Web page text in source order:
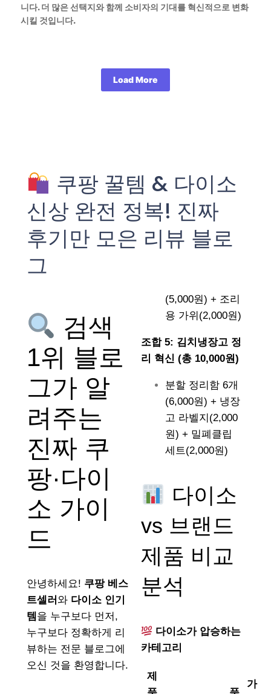
니다. 더 많은 선택지와 함께 소비자의 기대를 혁신적으로 변화
시킬 것입니다.
Load More
쿠팡 꿀템 & 다이소
신상 완전 정복! 진짜
후기만 모은 리뷰 블로
그
검색
1위 블로
그가 알
려주는
진짜 쿠
팡·다이
소 가이
드
안녕하세요! 쿠팡 베스
트셀러 와 다이소 인기
템 을 누구보다 먼저,
누구보다 정확하게 리
뷰하는 전문 블로그에
오신 것을 환영합니다.
(5,000원) + 조리
용 가위(2,000원)
조합 5: 김치냉장고 정
리 혁신 (총 10,000원)
분할 정리함 6개
(6,000원) + 냉장
고 라벨지(2,000
원) + 밀폐클립
세트(2,000원)
다이소
vs 브랜드
제품 비교
분석
다이소가 압승하는
카테고리
제
가